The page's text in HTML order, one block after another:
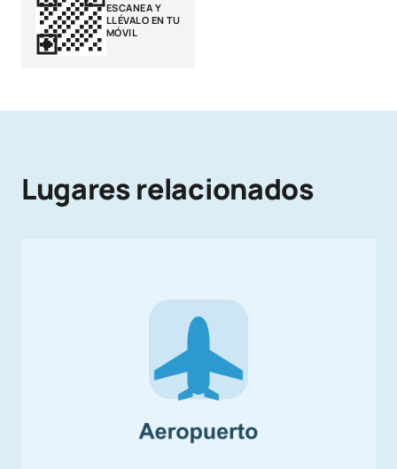
ESCANEA Y
LLÉVALO EN TU
MÓVIL
Lugares relacionados